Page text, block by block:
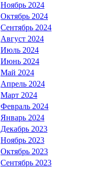
Ноябрь 2024
Октябрь 2024
Сентябрь 2024
Август 2024
Июль 2024
Июнь 2024
Май 2024
Апрель 2024
Март 2024
Февраль 2024
Январь 2024
Декабрь 2023
Ноябрь 2023
Октябрь 2023
Сентябрь 2023